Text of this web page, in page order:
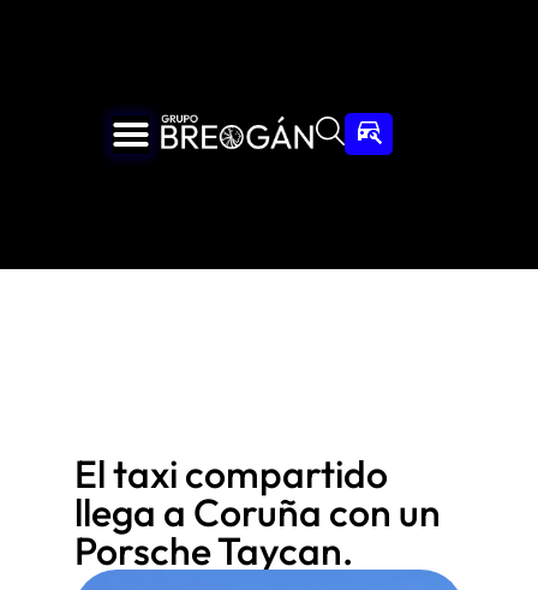
El taxi compartido
llega a Coruña con un
Porsche Taycan.